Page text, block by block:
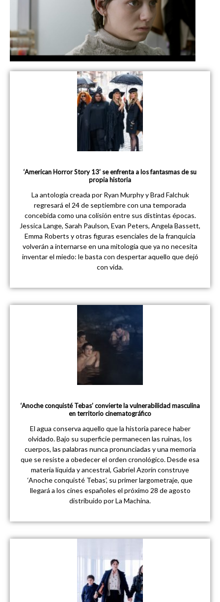
‘American Horror Story 13’ se enfrenta a los fantasmas de su
propia historia
La antología creada por Ryan Murphy y Brad Falchuk
regresará el 24 de septiembre con una temporada
concebida como una colisión entre sus distintas épocas.
Jessica Lange, Sarah Paulson, Evan Peters, Angela Bassett,
Emma Roberts y otras figuras esenciales de la franquicia
volverán a internarse en una mitología que ya no necesita
inventar el miedo: le basta con despertar aquello que dejó
con vida.
‘Anoche conquisté Tebas’ convierte la vulnerabilidad masculina
en territorio cinematográfico
El agua conserva aquello que la historia parece haber
olvidado. Bajo su superficie permanecen las ruinas, los
cuerpos, las palabras nunca pronunciadas y una memoria
que se resiste a obedecer el orden cronológico. Desde esa
materia líquida y ancestral, Gabriel Azorín construye
‘Anoche conquisté Tebas’, su primer largometraje, que
llegará a los cines españoles el próximo 28 de agosto
distribuido por La Machina.